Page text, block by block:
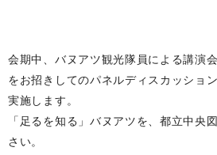
会期中、バヌアツ観光隊員による講演
をお招きしてのパネルディスカッショ
実施します。
「足るを知る」バヌアツを、都立中央
さい。